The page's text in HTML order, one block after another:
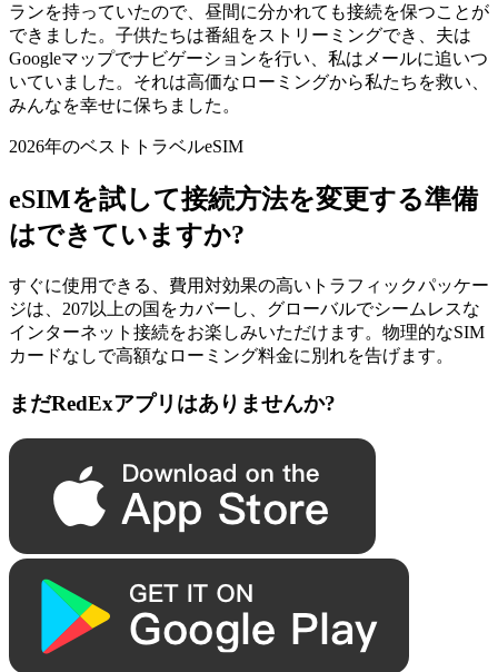
ランを持っていたので、昼間に分かれても接続を保つことが
できました。子供たちは番組をストリーミングでき、夫は
Googleマップでナビゲーションを行い、私はメールに追いつ
いていました。それは高価なローミングから私たちを救い、
みんなを幸せに保ちました。
2026年のベストトラベルeSIM
eSIMを試して接続方法を変更する準備
はできていますか?
すぐに使用できる、費用対効果の高いトラフィックパッケー
ジは、207以上の国をカバーし、グローバルでシームレスな
インターネット接続をお楽しみいただけます。物理的なSIM
カードなしで高額なローミング料金に別れを告げます。
まだRedExアプリはありませんか?